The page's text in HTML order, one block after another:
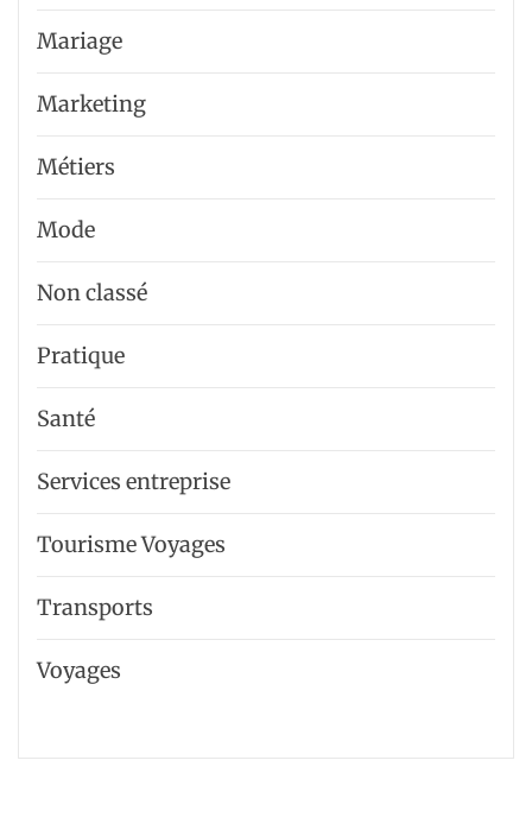
Mariage
Marketing
Métiers
Mode
Non classé
Pratique
Santé
Services entreprise
Tourisme Voyages
Transports
Voyages